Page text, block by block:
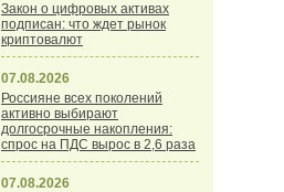
Закон о цифровых активах
подписан: что ждет рынок
криптовалют
07.08.2026
Россияне всех поколений
активно выбирают
долгосрочные накопления:
спрос на ПДС вырос в 2,6 раза
07.08.2026